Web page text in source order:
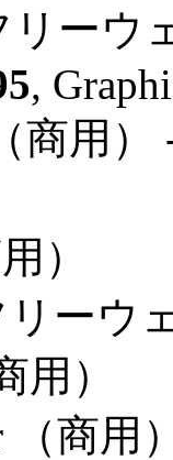
リーウ
,
商用
）
リーウ
用）
（商用